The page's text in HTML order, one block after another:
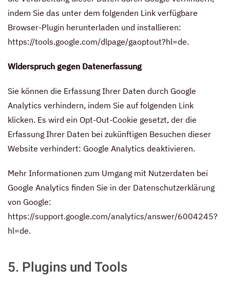
indem Sie das unter dem folgenden Link verfügbare
Browser-Plugin herunterladen und installieren:
https://tools.google.com/dlpage/gaoptout?hl=de.
Widerspruch gegen Datenerfassung
Sie können die Erfassung Ihrer Daten durch Google
Analytics verhindern, indem Sie auf folgenden Link
klicken. Es wird ein Opt-Out-Cookie gesetzt, der die
Erfassung Ihrer Daten bei zukünftigen Besuchen dieser
Website verhindert: Google Analytics deaktivieren.
Mehr Informationen zum Umgang mit Nutzerdaten bei
Google Analytics finden Sie in der Datenschutzerklärung
von Google:
https://support.google.com/analytics/answer/6004245?
hl=de.
5. Plugins und Tools